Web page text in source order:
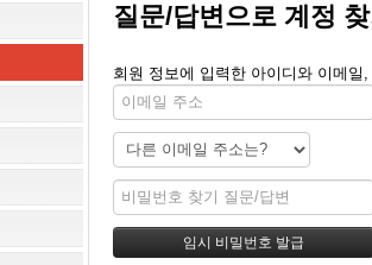
질문/답변으로 계정
회원 정보에 입력한 아이디와 이메